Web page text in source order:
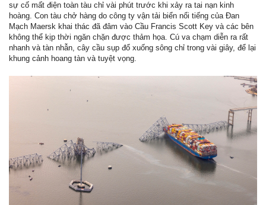
sự cố mất điện toàn tàu chỉ vài phút trước khi xảy ra tai nạn kinh
hoàng. Con tàu chở hàng do công ty vận tải biển nổi tiếng của Đan
Mạch Maersk khai thác đã đâm vào Cầu Francis Scott Key và các bên
không thể kịp thời ngăn chặn được thảm họa. Cú va chạm diễn ra rất
nhanh và tàn nhẫn, cây cầu sụp đổ xuống sông chỉ trong vài giây, để lại
khung cảnh hoang tàn và tuyệt vọng.